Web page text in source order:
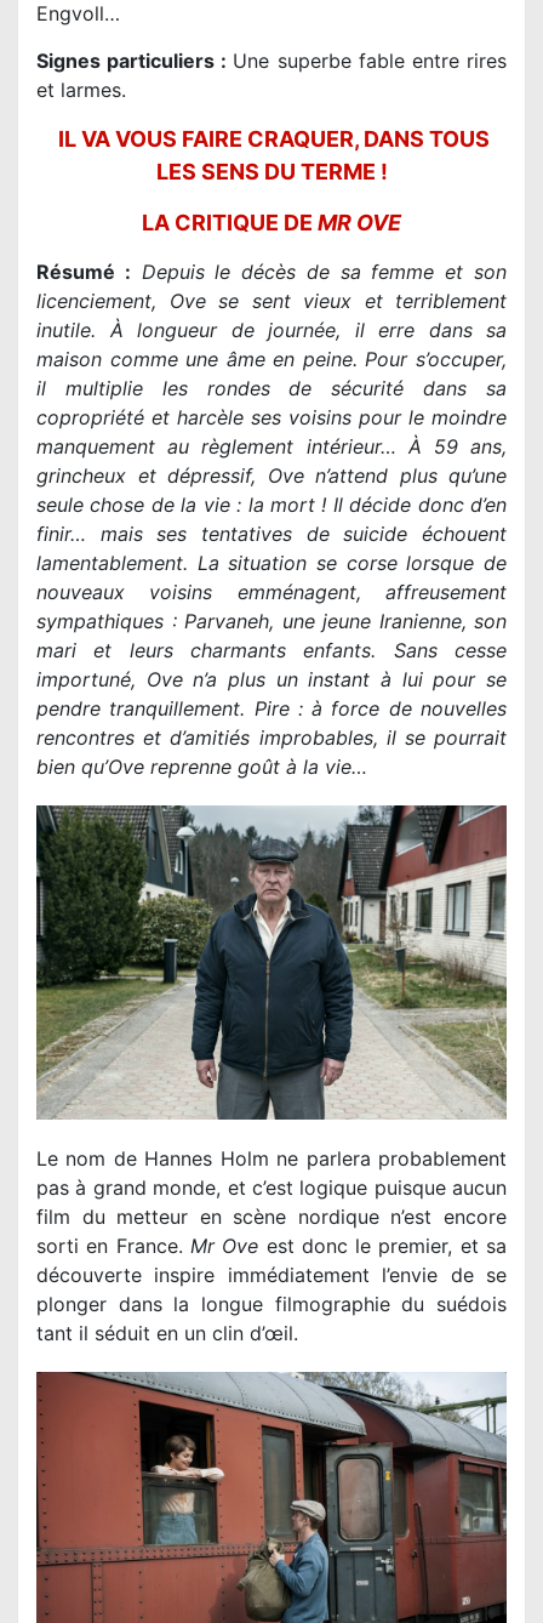
Engvoll…
Signes particuliers : Une superbe fable entre rires
et larmes.
IL VA VOUS FAIRE CRAQUER, DANS TOUS
LES SENS DU TERME !
LA CRITIQUE DE MR OVE
Résumé : Depuis le décès de sa femme et son
licenciement, Ove se sent vieux et terriblement
inutile. À longueur de journée, il erre dans sa
maison comme une âme en peine. Pour s’occuper,
il multiplie les rondes de sécurité dans sa
copropriété et harcèle ses voisins pour le moindre
manquement au règlement intérieur… À 59 ans,
grincheux et dépressif, Ove n’attend plus qu’une
seule chose de la vie : la mort ! Il décide donc d’en
finir… mais ses tentatives de suicide échouent
lamentablement. La situation se corse lorsque de
nouveaux voisins emménagent, affreusement
sympathiques : Parvaneh, une jeune Iranienne, son
mari et leurs charmants enfants. Sans cesse
importuné, Ove n’a plus un instant à lui pour se
pendre tranquillement. Pire : à force de nouvelles
rencontres et d’amitiés improbables, il se pourrait
bien qu’Ove reprenne goût à la vie…
Le nom de Hannes Holm ne parlera probablement
pas à grand monde, et c’est logique puisque aucun
film du metteur en scène nordique n’est encore
sorti en France. Mr Ove est donc le premier, et sa
découverte inspire immédiatement l’envie de se
plonger dans la longue filmographie du suédois
tant il séduit en un clin d’œil.